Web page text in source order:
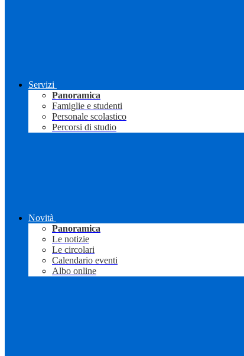
Servizi
Panoramica
Famiglie e studenti
Personale scolastico
Percorsi di studio
Novità
Panoramica
Le notizie
Le circolari
Calendario eventi
Albo online